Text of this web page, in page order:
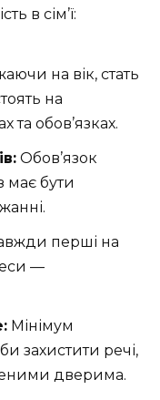
в сім’ї:
на вік, стать
на
та обов’язках.
Обов’язок
має бути
перші на
—
Мінімум
захистити речі,
дверима.